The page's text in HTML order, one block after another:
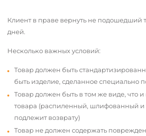
Клиент в праве вернуть не подошедший
дней.
Несколько важных условий:
Товар должен быть
быть изделие, сделанное специально
Товар должен быть в том же виде, что
товара (распиленный, шлифованный и
подлежит возврату)
Товар не должен содержать